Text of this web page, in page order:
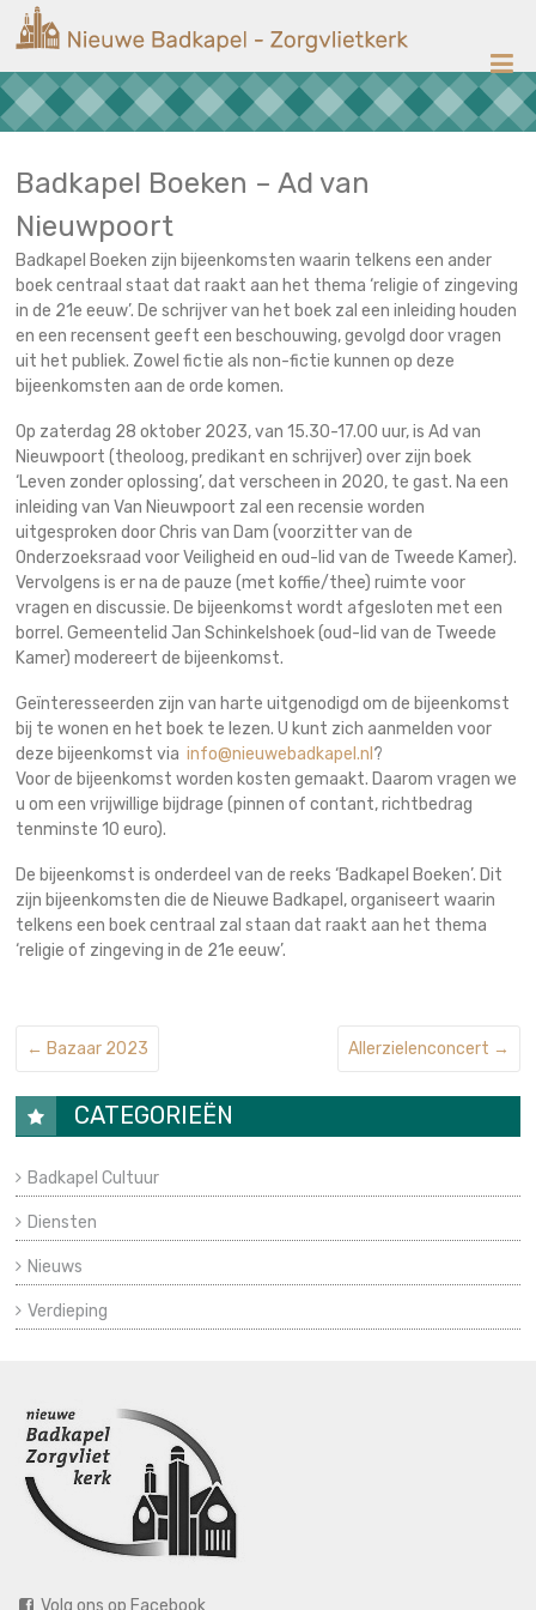
naar
inhoud
Nieuwe
Badkapel
Kerk
Badkapel Boeken – Ad van
Nieuwpoort
Badkapel Boeken zijn bijeenkomsten waarin telkens een ander
boek centraal staat dat raakt aan het thema ‘religie of zingeving
in de 21e eeuw’. De schrijver van het boek zal een inleiding houden
en een recensent geeft een beschouwing, gevolgd door vragen
uit het publiek. Zowel fictie als non-fictie kunnen op deze
bijeenkomsten aan de orde komen.
Op zaterdag 28 oktober 2023, van 15.30-17.00 uur, is Ad van
Nieuwpoort (theoloog, predikant en schrijver) over zijn boek
‘Leven zonder oplossing’, dat verscheen in 2020, te gast. Na een
inleiding van Van Nieuwpoort zal een recensie worden
uitgesproken door Chris van Dam (voorzitter van de
Onderzoeksraad voor Veiligheid en oud-lid van de Tweede Kamer).
Vervolgens is er na de pauze (met koffie/thee) ruimte voor
vragen en discussie. De bijeenkomst wordt afgesloten met een
borrel. Gemeentelid Jan Schinkelshoek (oud-lid van de Tweede
Kamer) modereert de bijeenkomst.
Geïnteresseerden zijn van harte uitgenodigd om de bijeenkomst
bij te wonen en het boek te lezen. U kunt zich aanmelden voor
deze bijeenkomst via info@nieuwebadkapel.nl ?
Voor de bijeenkomst worden kosten gemaakt. Daarom vragen we
u om een vrijwillige bijdrage (pinnen of contant, richtbedrag
tenminste 10 euro).
De bijeenkomst is onderdeel van de reeks ‘Badkapel Boeken’. Dit
zijn bijeenkomsten die de Nieuwe Badkapel, organiseert waarin
telkens een boekcentraal zal staan dat raakt aan het thema
‘religie of zingeving in de 21e eeuw’.
← Bazaar 2023 Allerzielenconcert →
CATEGORIEËN
Badkapel Cultuur
Diensten
Nieuws
Verdieping
Volg ons op Facebook